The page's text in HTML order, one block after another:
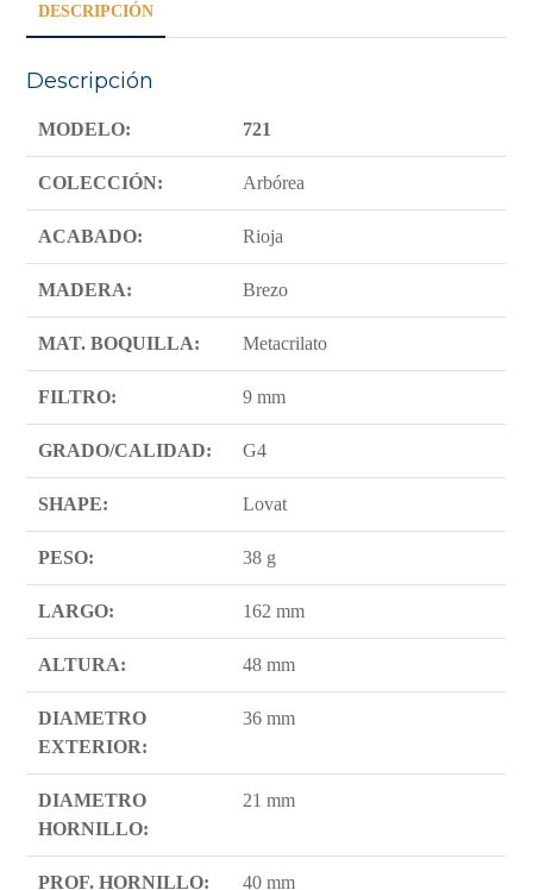
DESCRIPCIÓN
Descripción
MODELO: 721
COLECCIÓN: Arbórea
ACABADO: Rioja
MADERA: Brezo
MAT. BOQUILLA: Metacrilato
FILTRO: 9 mm
GRADO/CALIDAD: G4
SHAPE: Lovat
PESO: 38 g
LARGO: 162 mm
ALTURA: 48 mm
DIAMETRO
EXTERIOR:
36 mm
DIAMETRO
HORNILLO:
21 mm
PROF. HORNILLO: 40 mm